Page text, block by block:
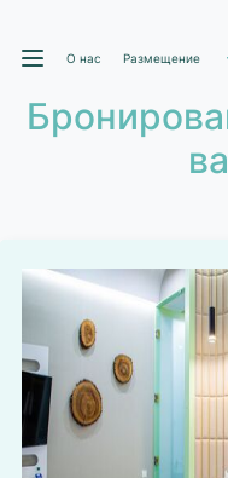
О нас Размещение